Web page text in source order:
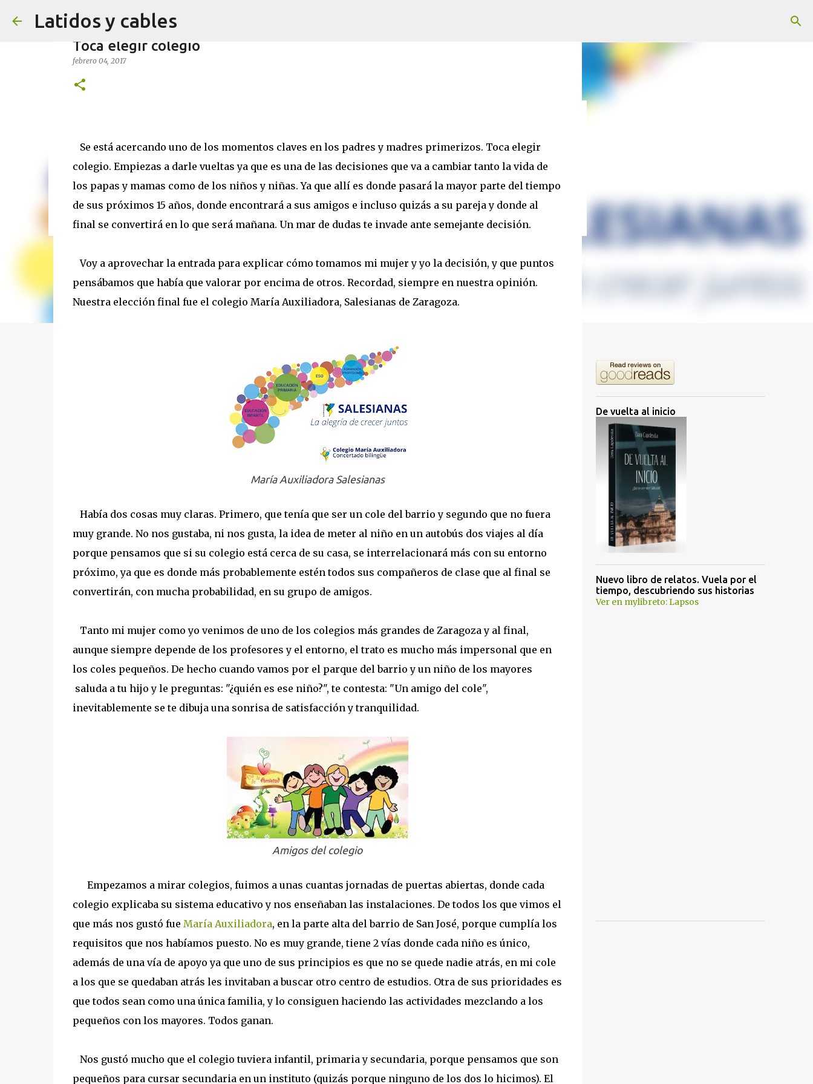
Latidos y cables
febrero 22, 2026
Toca elegir colegio
febrero 04, 2017
Se está acercando uno de los momentos claves en los padres y madres primerizos. Toca elegir
colegio. Empiezas a darle vueltas ya que es una de las decisiones que va a cambiar tanto la vida de
los papas y mamas como de los niños y niñas. Ya que allí es donde pasará la mayor parte del tiempo
de sus próximos 15 años, donde encontrará a sus amigos e incluso quizás a su pareja y donde al
final se convertirá en lo que será mañana. Un mar de dudas te invade ante semejante decisión.
Voy a aprovechar la entrada para explicar cómo tomamos mi mujer y yo la decisión, y que puntos
pensábamos que había que valorar por encima de otros. Recordad, siempre en nuestra opinión.
Nuestra elección final fue el colegio María Auxiliadora, Salesianas de Zaragoza.
María Auxiliadora Salesianas
Había dos cosas muy claras. Primero, que tenía que ser un cole del barrio y segundo que no fuera
muy grande. No nos gustaba, ni nos gusta, la idea de meter al niño en un autobús dos viajes al día
porque pensamos que si su colegio está cerca de su casa, se interrelacionará más con su entorno
próximo, ya que es donde más probablemente estén todos sus compañeros de clase que al final se
convertirán, con mucha probabilidad, en su grupo de amigos.
Tanto mi mujer como yo venimos de uno de los colegios más grandes de Zaragoza y al final,
aunque siempre depende de los profesores y el entorno, el trato es mucho más impersonal que en
los coles pequeños. De hecho cuando vamos por el parque del barrio y un niño de los mayores
saluda a tu hijo y le preguntas: "¿quién es ese niño?", te contesta: "Un amigo del cole",
inevitablemente se te dibuja una sonrisa de satisfacción y tranquilidad.
Amigos del colegio
Empezamos a mirar colegios, fuimos a unas cuantas jornadas de puertas abiertas, donde cada
colegio explicaba su sistema educativo y nos enseñaban las instalaciones. De todos los que vimos el
que más nos gustó fue María Auxiliadora, en la parte alta del barrio de San José, porque cumplía los
requisitos que nos habíamos puesto. No es muy grande, tiene 2 vías donde cada niño es único,
además de una vía de apoyo ya que uno de sus principios es que no se quede nadie atrás, en mi cole
a los que se quedaban atrás les invitaban a buscar otro centro de estudios. Otra de sus prioridades es
que todos sean como una única familia, y lo consiguen haciendo las actividades mezclando a los
pequeños con los mayores. Todos ganan.
Nos gustó mucho que el colegio tuviera infantil, primaria y secundaria, porque pensamos que son
pequeños para cursar secundaria en un instituto (quizás porque ninguno de los dos lo hicimos). El
De vuelta al inicio
Nuevo libro de relatos. Vuela por el
tiempo, descubriendo sus historias
Ver en mylibreto: Lapsos